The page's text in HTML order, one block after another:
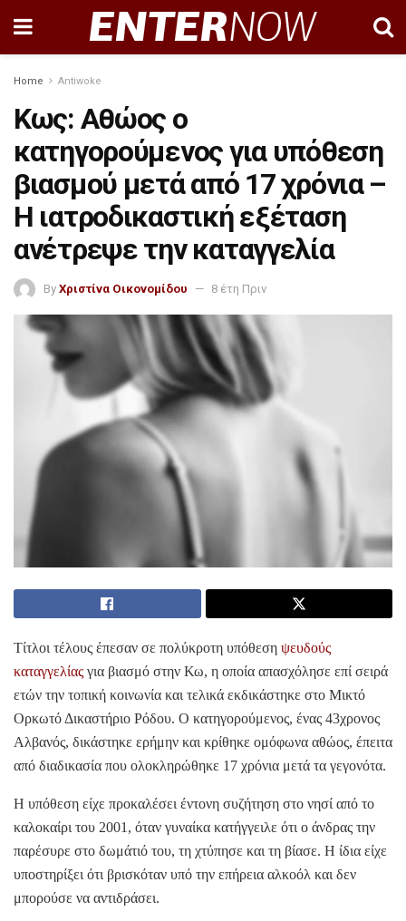
Home Antiwoke
Κως: Αθώος ο
κατηγορούμενος για υπόθεση
βιασμού μετά από 17 χρόνια –
Η ιατροδικαστική εξέταση
ανέτρεψε την καταγγελία
By Χριστίνα Οικονομίδου 8 έτη Πριν
Τίτλοι τέλους έπεσαν σε πολύκροτη υπόθεση ψευδούς
καταγγελίας για βιασμό στην Κω, η οποία απασχόλησε επί σειρά
ετών την τοπική κοινωνία και τελικά εκδικάστηκε στο Μικτό
Ορκωτό Δικαστήριο Ρόδου. Ο κατηγορούμενος, ένας 43χρονος
Αλβανός, δικάστηκε ερήμην και κρίθηκε ομόφωνα αθώος, έπειτα
από διαδικασία που ολοκληρώθηκε 17 χρόνια μετά τα γεγονότα.
Η υπόθεση είχε προκαλέσει έντονη συζήτηση στο νησί από το
καλοκαίρι του 2001, όταν γυναίκα κατήγγειλε ότι ο άνδρας την
παρέσυρε στο δωμάτιό του, τη χτύπησε και τη βίασε. Η ίδια είχε
υποστηρίξει ότι βρισκόταν υπό την επήρεια αλκοόλ και δεν
μπορούσε να αντιδράσει.